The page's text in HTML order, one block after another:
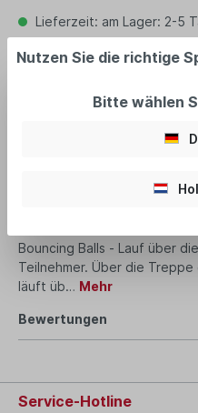
Lieferzeit: am Lager: 2-5
MI2107
Bouncing Balls - Lauf über
Teilnehmer. Über die Treppe
läuft üb… Mehr
Bewertungen
Service-Hotline
Nutzen Sie die richtige
Bitte wählen